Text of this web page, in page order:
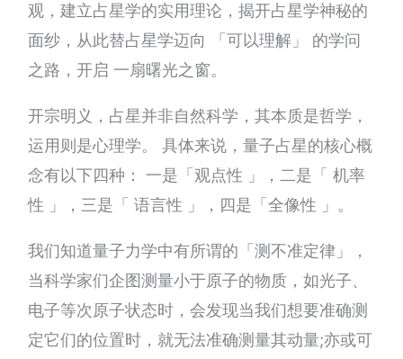
观，建立占星学的实用理论，揭开占星学神秘的
面纱，从此替占星学迈向 「可以理解」 的学问
之路，开启 一扇曙光之窗。
开宗明义，占星并非自然科学，其本质是哲学，
运用则是心理学。 具体来说，量子占星的核心概
念有以下四种： 一是「观点性 」，二是「 机率
性 」，三是「 语言性 」，四是「全像性 」。
我们知道量子力学中有所谓的「测不准定律」，
当科学家们企图测量小于原子的物质，如光子、
电子等次原子状态时，会发现当我们想要准确测
定它们的位置时，就无法准确测量其动量;亦或可